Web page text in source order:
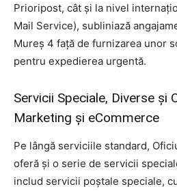
Prioripost, cât și la nivel
Mail Service), subliniază
Mureş 4 față de furnizarea unor
pentru expedierea urgentă.
Servicii Speciale, Diverse și
Marketing și eCommerce
Pe lângă serviciile standard,
oferă și o serie de servicii
includ servicii poștale speciale,